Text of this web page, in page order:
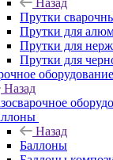
Назад
Прутки
Прутки для
Прутки для
Прутки для
оборудование
Назад
Назад
Баллоны